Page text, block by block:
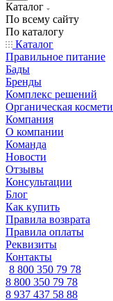
Каталог
По всему сайту
По каталогу
Каталог
Правильное питание
Бады
Бренды
Комплекс решений
Органическая
Компания
О компании
Команда
Новости
Отзывы
Консультации
Блог
Как купить
Правила возврата
Правила оплаты
Реквизиты
Контакты
8 800 350 79 78
8 800 350 79 78
8 937 437 58 88